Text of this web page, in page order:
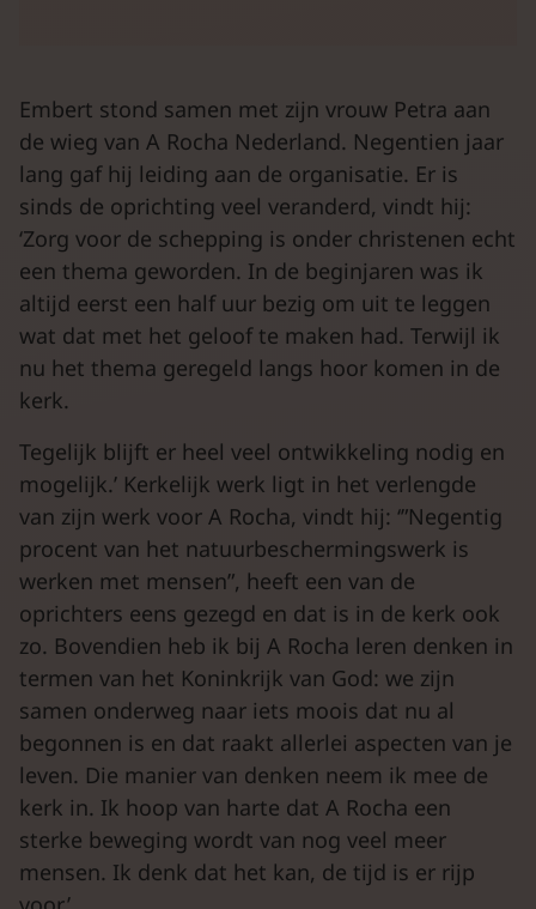
Embert stond samen met zijn vrouw Petra aan
de wieg van A Rocha Nederland. Negentien jaar
lang gaf hij leiding aan de organisatie. Er is
sinds de oprichting veel veranderd, vindt hij:
‘Zorg voor de schepping is onder christenen echt
een thema geworden. In de beginjaren was ik
altijd eerst een half uur bezig om uit te leggen
wat dat met het geloof te maken had. Terwijl ik
nu het thema geregeld langs hoor komen in de
kerk.
Tegelijk blijft er heel veel ontwikkeling nodig en
mogelijk.’ Kerkelijk werk ligt in het verlengde
van zijn werk voor A Rocha, vindt hij: ‘”Negentig
procent van het natuurbeschermingswerk is
werken met mensen”, heeft een van de
oprichters eens gezegd en dat is in de kerk ook
zo. Bovendien heb ik bij A Rocha leren denken in
termen van het Koninkrijk van God: we zijn
samen onderweg naar iets moois dat nu al
begonnen is en dat raakt allerlei aspecten van je
leven. Die manier van denken neem ik mee de
kerk in. Ik hoop van harte dat A Rocha een
sterke beweging wordt van nog veel meer
mensen. Ik denk dat het kan, de tijd is er rijp